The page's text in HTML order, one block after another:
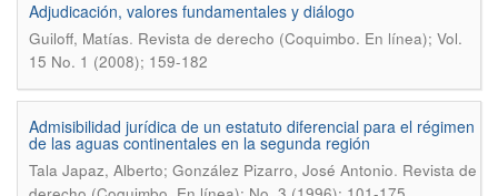
Adjudicación, valores fundamentales y diálogo
Guiloff, Matías. Revista de derecho (Coquimbo. En línea); Vol.
15 No. 1 (2008); 159-182
Admisibilidad jurídica de un estatuto diferencial para el régimen
de las aguas continentales en la segunda región
Tala Japaz, Alberto; González Pizarro, José Antonio. Revista de